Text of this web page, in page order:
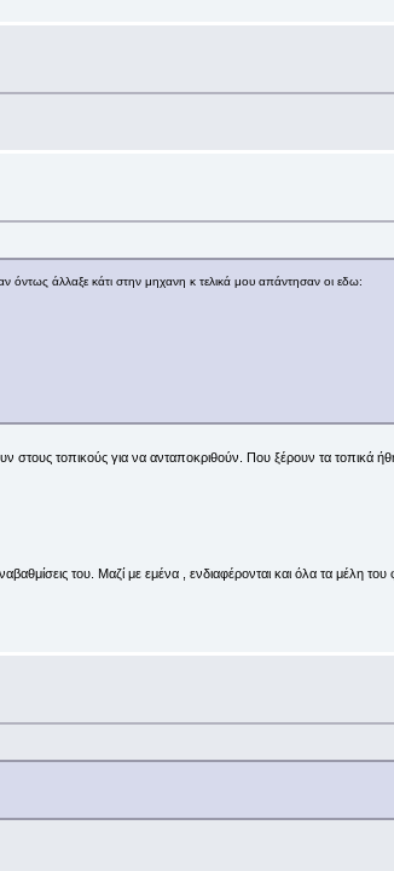
άλλαξε κάτι στην μηχανη κ τελικά μου απάντησαν οι εδω:
στους τοπικούς για να ανταποκριθούν. Που ξέρουν τα τοπικά ήθη
του. Μαζί με εμένα , ενδιαφέρονται και όλα τα